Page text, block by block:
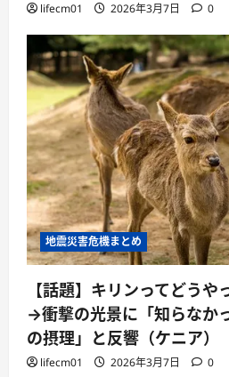
lifecm01 2026年3月7日 0
地震災害危機まとめ
【話題】キリンってどうや
→衝撃の光景に「知らなか
の摂理」と反響（ケニア）
lifecm01 2026年3月7日 0